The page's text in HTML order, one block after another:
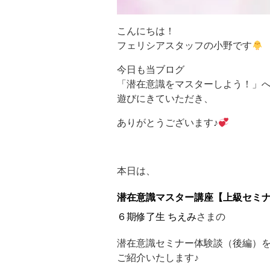
こんにちは！
フェリシアスタッフの小野です
今日も当ブログ
「潜在意識をマスターしよう！」
遊びにきていただき、
ありがとうございます♪
本日は、
潜在意識マスター講座【上級セミナ
６期修了生 ちえみさまの
潜在意識セミナー体験談（後編）を
ご紹介いたします♪